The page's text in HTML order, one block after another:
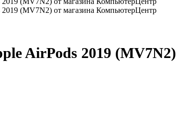
AirPods 2019 (MV7N2)